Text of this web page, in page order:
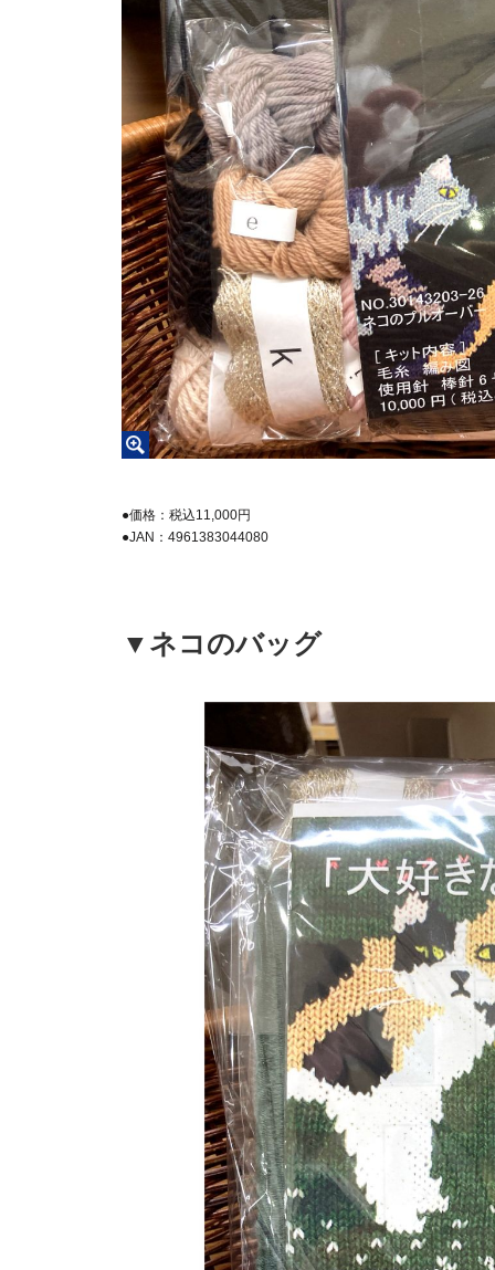
●価格：税込11,000円
●JAN：4961383044080
▼ネコのバッグ